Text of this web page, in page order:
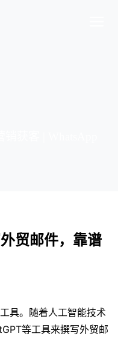
贸邮件，靠谱
具。随着人工智能技术
等工具来撰写外贸邮